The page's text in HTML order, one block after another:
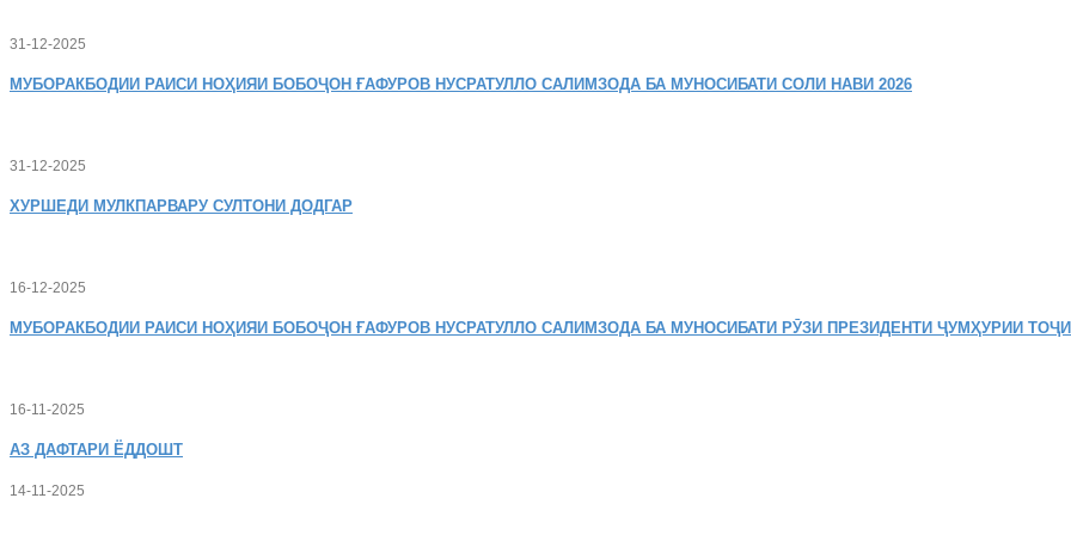
31-12-2025
МУБОРАКБОДИИ РАИСИ НОҲИЯИ БОБОҶОН ҒАФУРОВ НУСРАТУЛЛО САЛИМЗОДА БА МУНОСИБАТИ СОЛИ НАВИ 2026
31-12-2025
ХУРШЕДИ МУЛКПАРВАРУ СУЛТОНИ ДОДГАР
16-12-2025
МУБОРАКБОДИИ РАИСИ НОҲИЯИ БОБОҶОН ҒАФУРОВ НУСРАТУЛЛО САЛИМЗОДА БА МУНОСИБАТИ РӮЗИ ПРЕЗИДЕНТИ ҶУМҲУРИИ
16-11-2025
АЗ ДАФТАРИ ЁДДОШТ
14-11-2025